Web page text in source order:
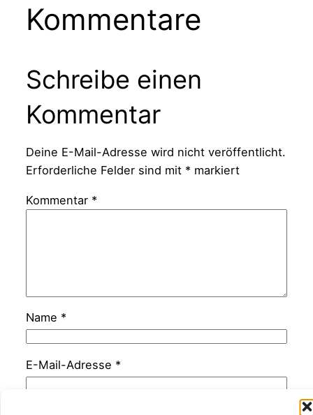
Kommentare
Schreibe einen
Kommentar
Deine E-Mail-Adresse wird nicht veröffentlicht.
Erforderliche Felder sind mit *markiert
Kommentar *
Name *
E-Mail-Adresse *